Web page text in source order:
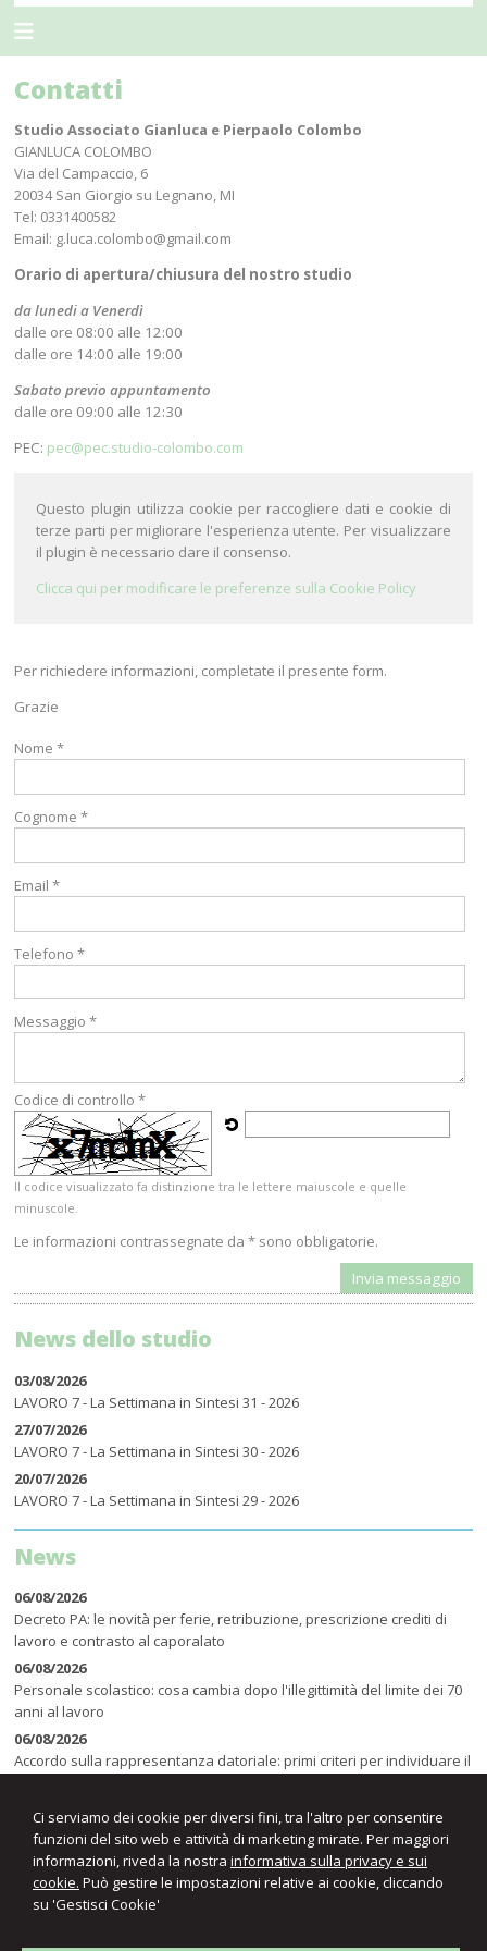
Ci serviamo dei cookie per diversi fini, tra l'altro per consentire
funzioni del sito web e attività di marketing mirate. Per maggiori
informazioni, riveda la nostra informativa sulla privacy e sui
cookie. Può gestire le impostazioni relative ai cookie, cliccando
su 'Gestisci Cookie'
Contatti
Studio Associato Gianluca e Pierpaolo Colombo
GIANLUCA COLOMBO
Via del Campaccio, 6
20034San Giorgio su Legnano, MI
Tel: 0331400582
Email: g.luca.colombo@gmail.com
Orario di apertura/chiusura del nostro studio
da lunedi a Venerdì
dalle ore 08:00 alle 12:00
dalle ore 14:00 alle 19:00
Sabato previo appuntamento
dalle ore 09:00 alle 12:30
PEC: pec@pec.studio-colombo.com
Questo plugin utilizza cookie per raccogliere dati e cookie di
terze parti per migliorare l'esperienza utente. Per visualizzare
il plugin è necessario dare il consenso.
Clicca qui per modificare le preferenze sulla Cookie Policy
Per richiedere informazioni, completate il presente form.
Grazie
Nome *
Cognome *
Email *
Telefono *
Messaggio *
Codice di controllo *
Il codice visualizzato fa distinzione tra le lettere maiuscole e quelle
minuscole.
Le informazioni contrassegnate da * sono obbligatorie.
News dello studio
03/08/2026
LAVORO 7 - La Settimana in Sintesi 31 - 2026
27/07/2026
LAVORO 7 - La Settimana in Sintesi 30 - 2026
20/07/2026
LAVORO 7 - La Settimana in Sintesi 29 - 2026
News
06/08/2026
Decreto PA: le novità per ferie, retribuzione, prescrizione crediti di
lavoro e contrasto al caporalato
06/08/2026
Personale scolastico: cosa cambia dopo l'illegittimità del limite dei 70
anni al lavoro
06/08/2026
Accordo sulla rappresentanza datoriale: primi criteri per individuare il